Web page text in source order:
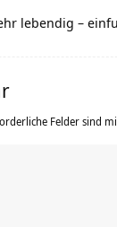
lebendig –
Felder sind